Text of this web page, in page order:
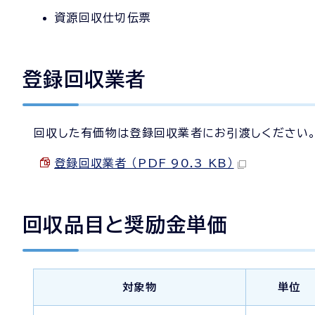
資源回収仕切伝票
登録回収業者
回収した有価物は登録回収業者にお引渡しください
登録回収業者 （PDF 90.3 KB）
回収品目と奨励金単価
対象物 単位